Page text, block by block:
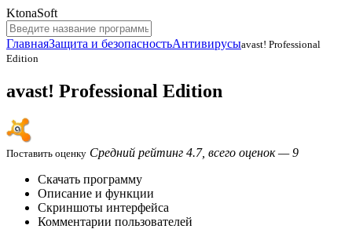
KtonaSoft
ГлавнаяЗащита и безопасностьАнтивирусыavast! Professional
Edition
avast! Professional Edition
Поставить оценку Средний рейтинг 4.7, всего оценок — 9
Скачать программу
Описание и функции
Скриншоты интерфейса
Комментарии пользователей